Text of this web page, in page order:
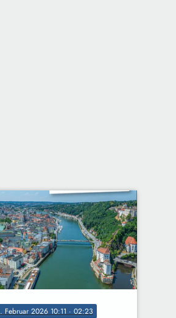
. Februar 2026 10:11 · 02:23